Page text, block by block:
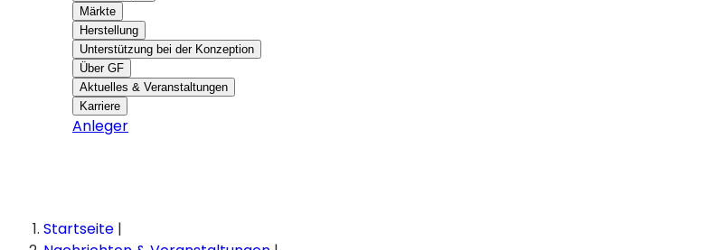
Märkte
Herstellung
Unterstützung bei der Konzeption
Über GF
Aktuelles & Veranstaltungen
Karriere
Anleger
Startseite |